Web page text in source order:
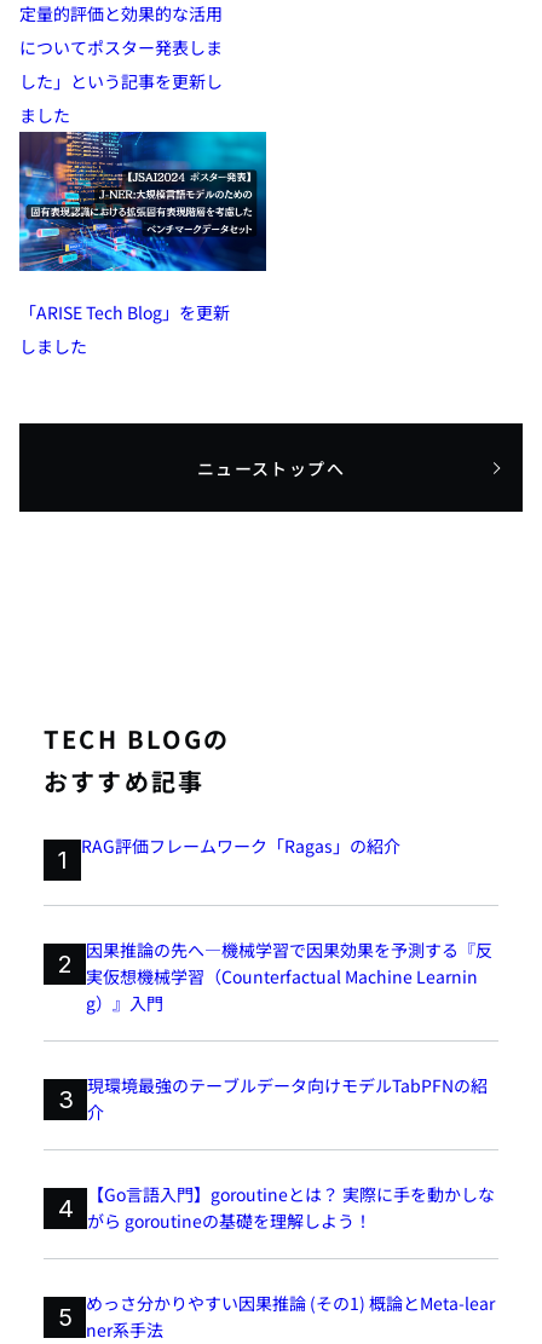
定量的評価と効果的な活用
についてポスター発表しま
した」という記事を更新し
ました
「ARISE Tech Blog」を更新
しました
ニューストップへ
TECH BLOGの
おすすめ記事
1 RAG評価フレームワーク「Ragas」の紹介
2
因果推論の先へ―機械学習で因果効果を予測する『反
実仮想機械学習（Counterfactual Machine Learnin
g）』入門
3 現環境最強のテーブルデータ向けモデルTabPFNの紹
介
4
【Go言語入門】goroutineとは？ 実際に手を動かしな
がら goroutineの基礎を理解しよう！
5
めっさ分かりやすい因果推論 (その1) 概論とMeta-lear
ner系手法